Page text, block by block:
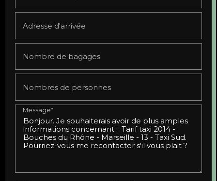
Adresse d'arrivée
Nombre de bagages
Nombres de personnes
Message*